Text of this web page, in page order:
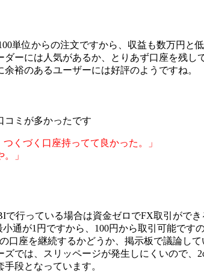
単位からの注文ですから、収益も数万円と
ーには人気があるか、とりあず口座を残し
裕のあるユーザーには好評のようですね。
コミが多かったです
くづく口座持ってて良かった。」
」
行っている場合は資金ゼロでFX取引がで
通が1円ですから、100円から取引可能で
座を継続するかどうか、掲示板で議論して
では、スリッページが発生しにくいので
段となっています。